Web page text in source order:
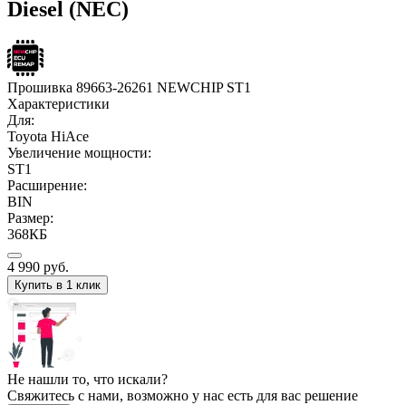
Diesel (NEC)
Прошивка 89663-26261 NEWCHIP ST1
Характеристики
Для:
Toyota HiAce
Увеличение мощности:
ST1
Расширение:
BIN
Размер:
368КБ
4 990 руб.
Купить в 1 клик
Не нашли то, что искали?
Свяжитесь с нами, возможно у нас есть для вас решение